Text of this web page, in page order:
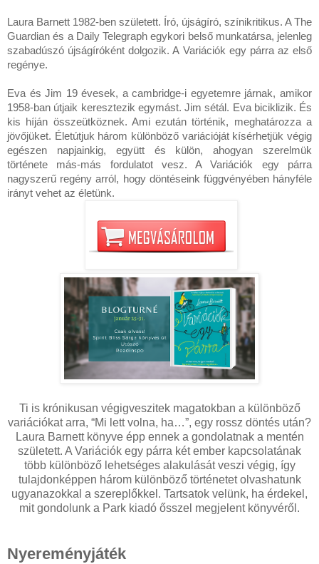
Laura Barnett 1982-ben született. Író, újságíró, színikritikus. A The
Guardian és a Daily Telegraph egykori belső munkatársa, jelenleg
szabadúszó újságíróként dolgozik. A Variációk egy párra az első
regénye.
Eva és Jim 19 évesek, a cambridge-i egyetemre járnak, amikor
1958-ban útjaik keresztezik egymást. Jim sétál. Eva biciklizik. És
kis híján összeütköznek. Ami ezután történik, meghatározza a
jövőjüket. Életútjuk három különböző variációját kísérhetjük végig
egészen napjainkig, együtt és külön, ahogyan szerelmük
története más-más fordulatot vesz. A Variációk egy párra
nagyszerű regény arról, hogy döntéseink függvényében hányféle
irányt vehet az életünk.
Ti is krónikusan végigveszitek magatokban a különböző
variációkat arra, “Mi lett volna, ha…”, egy rossz döntés után?
Laura Barnett könyve épp ennek a gondolatnak a mentén
született. A Variációk egy párra két ember kapcsolatának
több különböző lehetséges alakulását veszi végig, így
tulajdonképpen három különböző történetet olvashatunk
ugyanazokkal a szereplőkkel. Tartsatok velünk, ha érdekel,
mit gondolunk a Park kiadó ősszel megjelent könyvéről.
Nyereményjáték